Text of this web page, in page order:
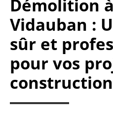
Démolition
Vidauban :
sûr et
pour vos
construction